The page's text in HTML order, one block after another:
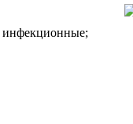
инфекционные;